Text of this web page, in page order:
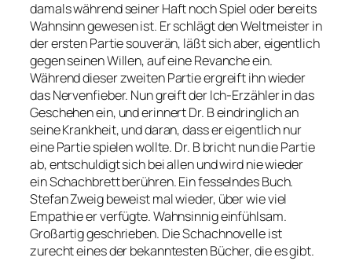
damals während seiner Haft noch Spiel oder bereits
Wahnsinn gewesen ist. Er schlägt den Weltmeister in
der ersten Partie souverän, läßt sich aber, eigentlich
gegen seinen Willen, auf eine Revanche ein.
Während dieser zweiten Partie ergreift ihn wieder
das Nervenfieber. Nun greift der Ich-Erzähler in das
Geschehen ein, und erinnert Dr. B eindringlich an
seine Krankheit, und daran, dass er eigentlich nur
eine Partie spielen wollte. Dr. B bricht nun die Partie
ab, entschuldigt sich bei allen und wird nie wieder
ein Schachbrett berühren. Ein fesselndes Buch.
Stefan Zweig beweist mal wieder, über wie viel
Empathie er verfügte. Wahnsinnig einfühlsam.
Großartig geschrieben. Die Schachnovelle ist
zurecht eines der bekanntesten Bücher, die es gibt.